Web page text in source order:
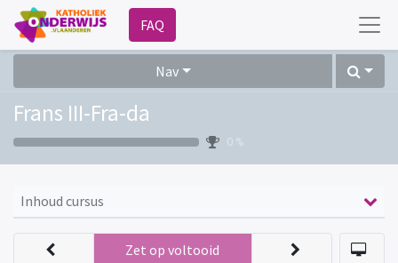
FAQ
Nav
Frans III-Fra-da
0 %
Inhoud cursus
Zet op voltooid